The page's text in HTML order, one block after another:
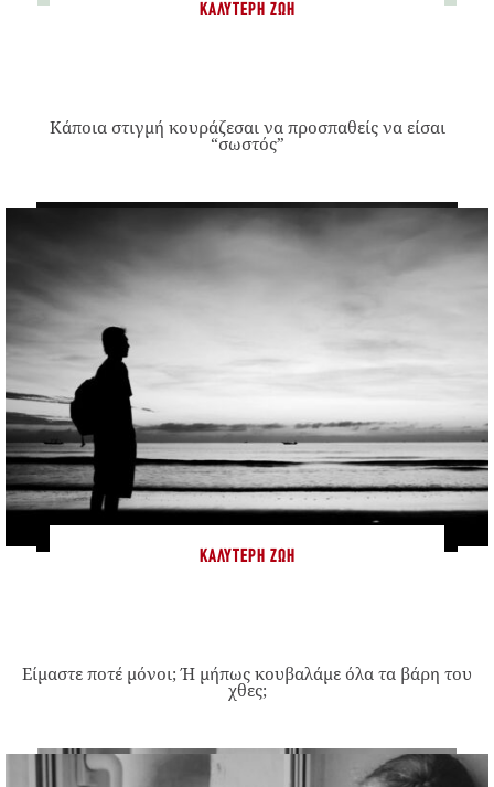
ΚΑΛΎΤΕΡΗ ΖΩΉ
Κάποια στιγμή κουράζεσαι να προσπαθείς να είσαι
“σωστός”
ΚΑΛΎΤΕΡΗ ΖΩΉ
Είμαστε ποτέ μόνοι; Ή μήπως κουβαλάμε όλα τα βάρη του
χθες;